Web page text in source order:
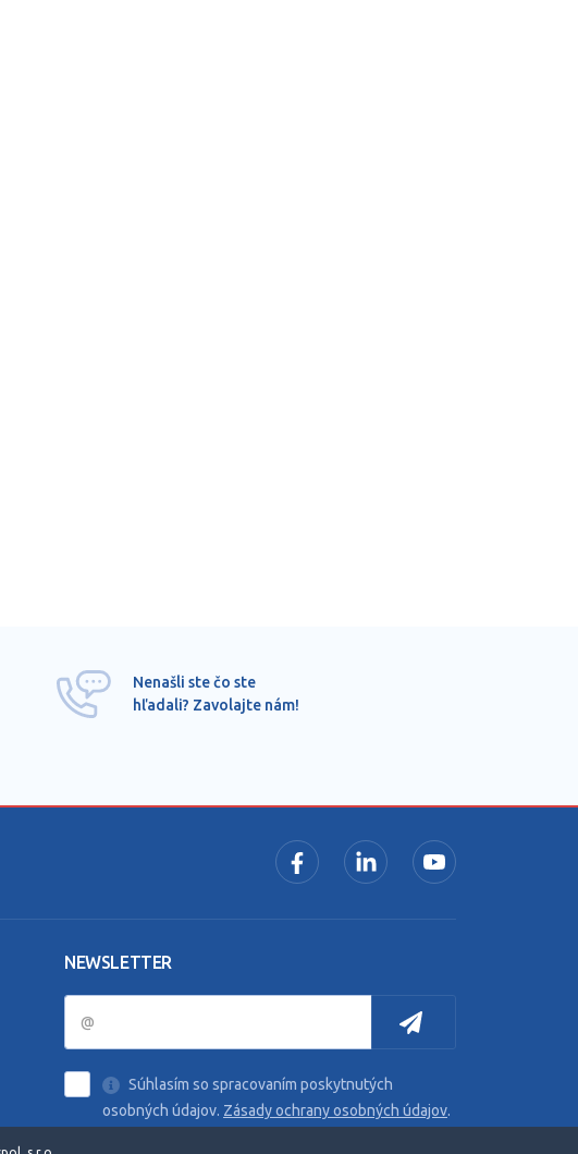
Nenašli ste čo ste
hľadali? Zavolajte nám!
NEWSLETTER
Súhlasím so spracovaním poskytnutých
osobných údajov. Zásady ochrany osobných údajov.